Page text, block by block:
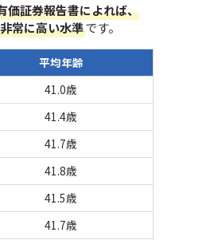
価証券報告書によれば、
常に高い水準です。
平均年齢
41.0歳
41.4歳
41.7歳
41.8歳
41.5歳
41.7歳